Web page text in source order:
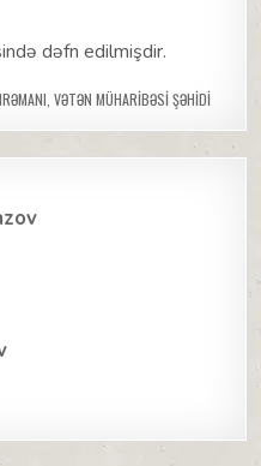
dəfn edilmişdir.
VƏTƏN MÜHARIBƏSI ŞƏHIDI